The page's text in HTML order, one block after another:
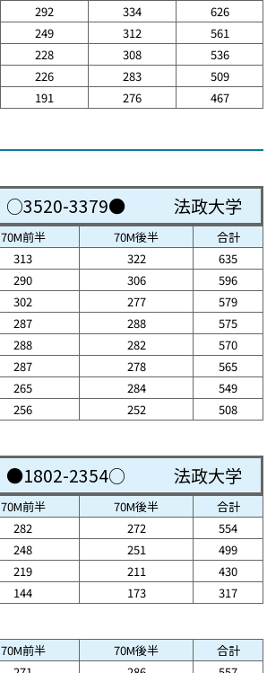
292 334
626
249 312
561
228 308
536
226 283
509
191 276 467
○3520-3379● 法政大学
70M前半 70M後半
合計
313 322
635
290 306
596
302 277
579
287 288
575
288 282
570
287 278
565
265 284
549
256 252 508
●1802-2354○ 法政大学
70M前半 70M後半
合計
282 272
554
248 251
499
219 211
430
144 173 317
70M前半 70M後半
合計